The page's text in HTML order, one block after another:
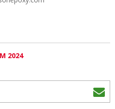
2024